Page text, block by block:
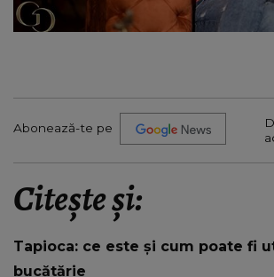
Abonează-te pe
Citește și:
Tapioca: ce este și cum poate fi
bucătărie